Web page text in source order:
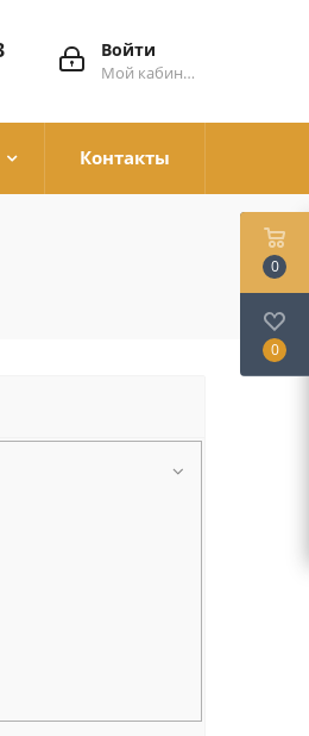
Войти
Мой кабинет
Контакты
0
0